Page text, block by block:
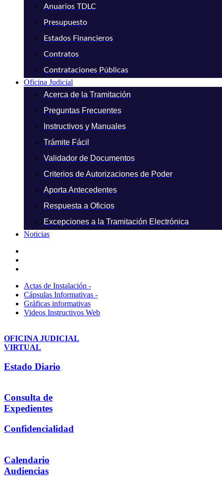
Anuarios TDLC
Presupuesto
Estados Financieros
Contratos
Contrataciones Públicas
Oficina Judicial
Acerca de la Tramitación
Preguntas Frecuentes
Instructivos y Manuales
Trámite Fácil
Validador de Documentos
Criterios de Autorizaciones de Poder
Aporta Antecedentes
Respuesta a Oficios
Excepciones a la Tramitación Electrónica
Noticias
Actas de Instalación -
Cápsulas Informativas -
Gráficas informativas
Videos Instructivos Web
OFICINA JUDICIAL
VIRTUAL
Estado Diario
Consulta de
Expedientes
Confidencialidad
Calendario
Audiencias